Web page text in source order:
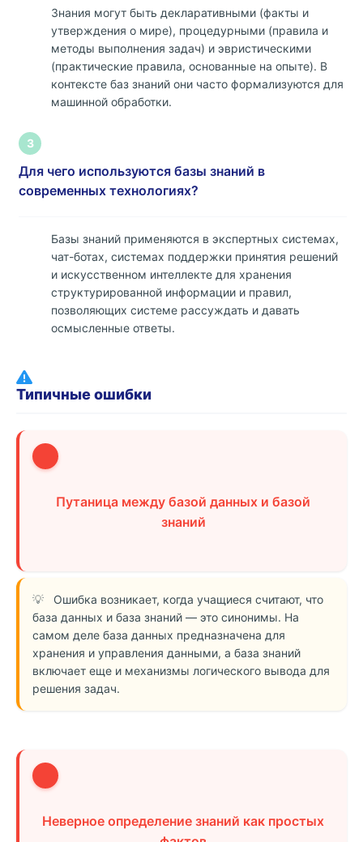
Знания могут быть декларативными (факты и
утверждения о мире), процедурными (правила и
методы выполнения задач) и эвристическими
(практические правила, основанные на опыте). В
контексте баз знаний они часто формализуются для
машинной обработки.
3
Для чего используются базы знаний в
современных технологиях?
Базы знаний применяются в экспертных системах,
чат-ботах, системах поддержки принятия решений
и искусственном интеллекте для хранения
структурированной информации и правил,
позволяющих системе рассуждать и давать
осмысленные ответы.
Типичные ошибки
Путаница между базой данных и базой
знаний
Ошибка возникает, когда учащиеся считают, что
база данных и база знаний — это синонимы. На
самом деле база данных предназначена для
хранения и управления данными, а база знаний
включает еще и механизмы логического вывода для
решения задач.
Неверное определение знаний как простых